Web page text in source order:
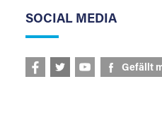
SOCIAL MEDIA
Gefällt